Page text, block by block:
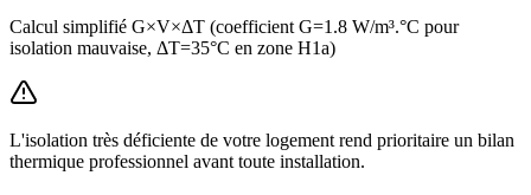
Calcul simplifié G×V×ΔT (coefficient G=1.8 W/m³.°C pour
isolation mauvaise, ΔT=35°C en zone H1a)
L'isolation très déficiente de votre logement rend prioritaire un bilan
thermique professionnel avant toute installation.